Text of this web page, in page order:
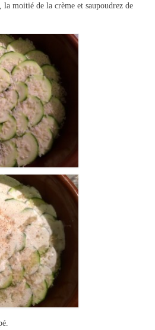
moitié de la crème et saupoudrez de